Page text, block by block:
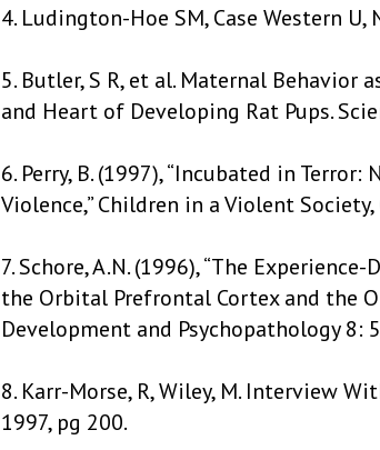
4. Ludington-Hoe SM, Case Western
5. Butler, S R, et al. Maternal Behavior
and Heart of Developing Rat Pups.
6. Perry, B. (1997), “Incubated in
Violence,” Children in a Violent
7. Schore, A.N. (1996), “The
the Orbital Prefrontal Cortex and the
Development and Psychopathology 8:
8. Karr-Morse, R, Wiley, M. Interview
1997, pg 200.